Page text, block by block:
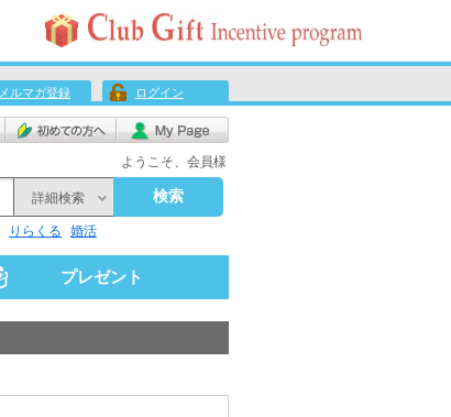
メルマガ登録 ログイン
ようこそ、会員様
詳細検索 検索
りらくる 婚活
プレゼント